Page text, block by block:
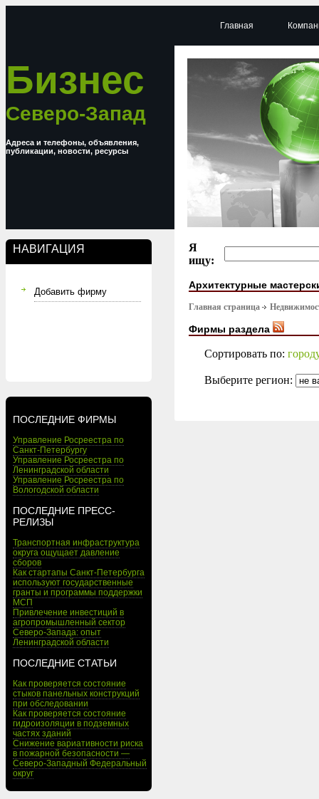
Бизнес
Северо-Запад
Адреса и телефоны, объявления,
публикации, новости, ресурсы
НАВИГАЦИЯ
Добавить фирму
ПОСЛЕДНИЕ ФИРМЫ
Управление Росреестра по
Санкт-Петербургу
Управление Росреестра по
Ленинградской области
Управление Росреестра по
Вологодской области
ПОСЛЕДНИЕ ПРЕСС-
РЕЛИЗЫ
Транспортная инфраструктура
округа ощущает давление
сборов
Как стартапы Санкт-Петербурга
используют государственные
гранты и программы поддержки
МСП
Привлечение инвестиций в
агропромышленный сектор
Северо-Запада: опыт
Ленинградской области
ПОСЛЕДНИЕ СТАТЬИ
Как проверяется состояние
стыков панельных конструкций
при обследовании
Как проверяется состояние
гидроизоляции в подземных
частях зданий
Снижение вариативности риска
в пожарной безопасности —
Северо-Западный Федеральный
округ
Главная
Я
ищу:
Архитектурные
Главная страница
Фирмы раздела
Сортировать по:
Выберите регион: